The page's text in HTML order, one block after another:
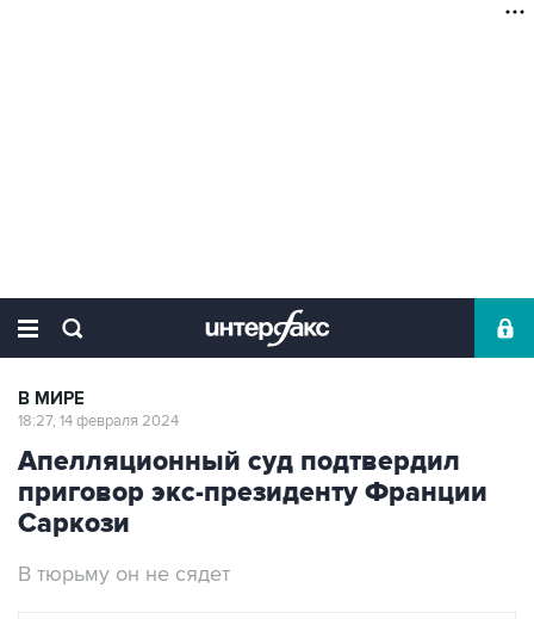
В МИРЕ
18:27, 14 февраля 2024
Апелляционный суд подтвердил
приговор экс-президенту Франции
Саркози
В тюрьму он не сядет